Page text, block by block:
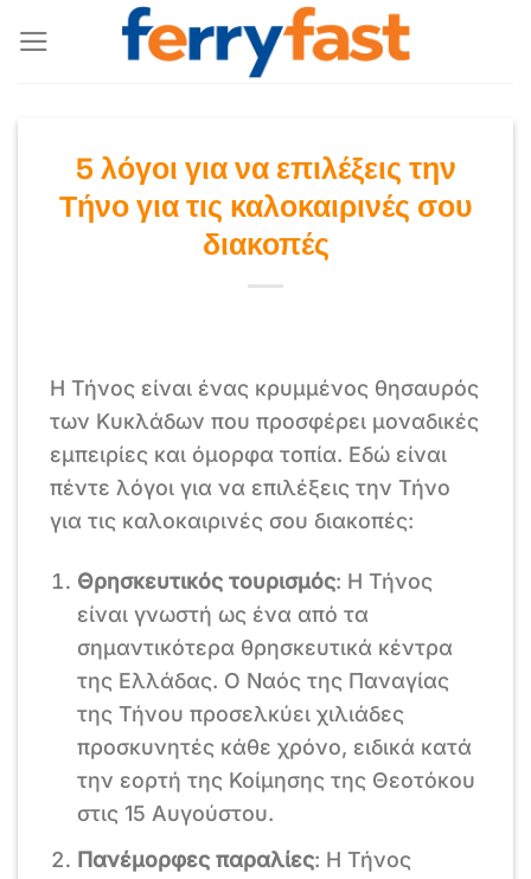
στο
5 λόγοι για να επιλέξεις την
Τήνο για τις καλοκαιρινές σου
διακοπές
Η Τήνος είναι ένας κρυμμένος θησαυρός
των Κυκλάδων που προσφέρει μοναδικές
εμπειρίες και όμορφα τοπία. Εδώ είναι
πέντε λόγοι για να επιλέξεις την Τήνο
για τις καλοκαιρινές σου διακοπές:
Θρησκευτικός τουρισμός: Η Τήνος
είναι γνωστή ως ένα από τα
σημαντικότερα θρησκευτικά κέντρα
της Ελλάδας. Ο Ναός της Παναγίας
της Τήνου προσελκύει χιλιάδες
προσκυνητές κάθε χρόνο, ειδικά κατά
την εορτή της Κοίμησης της Θεοτόκου
στις 15 Αυγούστου.
Πανέμορφες παραλίες: Η Τήνος